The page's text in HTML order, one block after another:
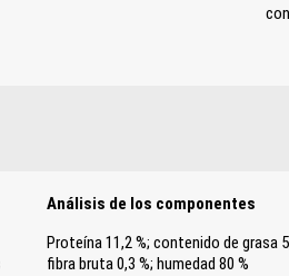
Análisis de los componentes
Proteína 11,2 %; contenido de grasa
fibra bruta 0,3 %; humedad 80 %